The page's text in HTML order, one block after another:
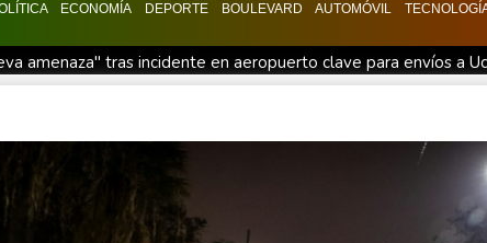
ECONOMÍA DEPORTE BOULEVARD AUTOMÓVIL
amenaza" tras incidente en aeropuerto clave para envíos a
να αντιμετωπίσει τα προβλήματα του Πότσδαμ;
Noosha